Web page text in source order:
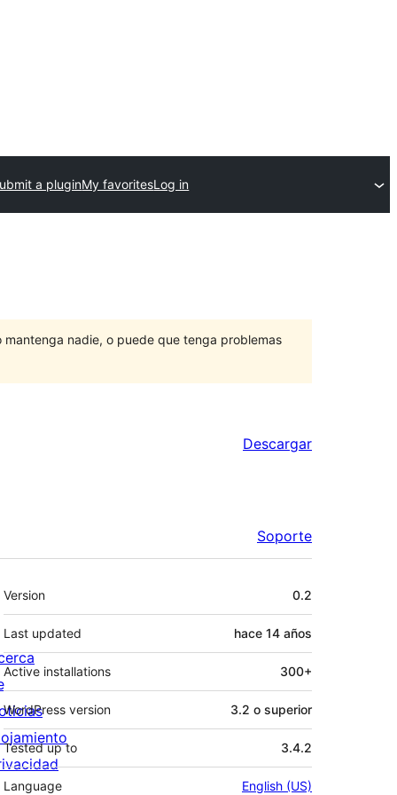
a pluginMy favoritesLog in
nadie, o puede que tenga problemas
Descargar
Soporte
Meta
Version 0.2
Last updated hace 14 años
Active installations 300+
WordPress version 3.2 o superior
Tested up to 3.4.2
Language English (US)